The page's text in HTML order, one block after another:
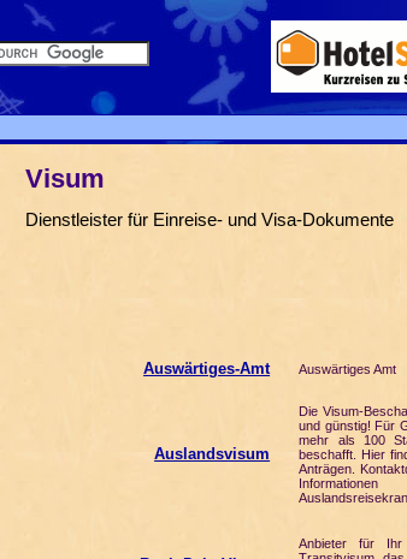
Visum
Dienstleister für Einreise- und Visa-Dokumente
Auswärtiges-Amt Auswärtiges Amt
Auslandsvisum
Die Visum-
und günstig! Für
mehr als 100
beschafft. Hier
Anträgen.
Anbieter für Ihr